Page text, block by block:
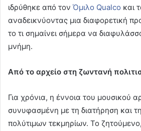
ιδρύθηκε από τον Όμιλο Qualco και
αναδεικνύοντας μια διαφορετική
το τι σημαίνει σήμερα να
μνήμη.
Από το αρχείο στη ζωντανή
Για χρόνια, η έννοια του μουσικού
συνυφασμένη με τη διατήρηση και
πολύτιμων τεκμηρίων. Το